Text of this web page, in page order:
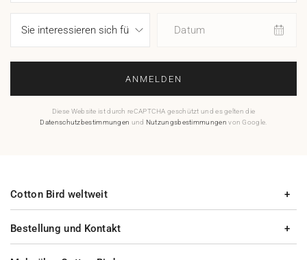
Datum
ANMELDEN
Diese Website ist durch reCAPTCHA geschützt und es gelten die
Datenschutzbestimmungen und Nutzungsbestimmungen von Google.
Bestellung und Kontakt
Cotton Bird weltweit